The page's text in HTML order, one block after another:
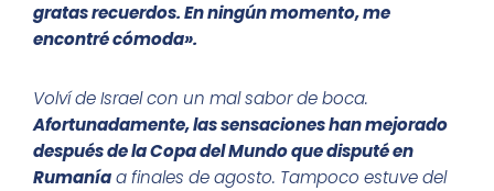
gratas recuerdos. En ningún momento, me
encontré cómoda».
Volví de Israel con un mal sabor de boca.
Afortunadamente, las sensaciones han mejorado
después de la Copa del Mundo que disputé en
Rumaníaa finales de agosto. Tampoco estuve del